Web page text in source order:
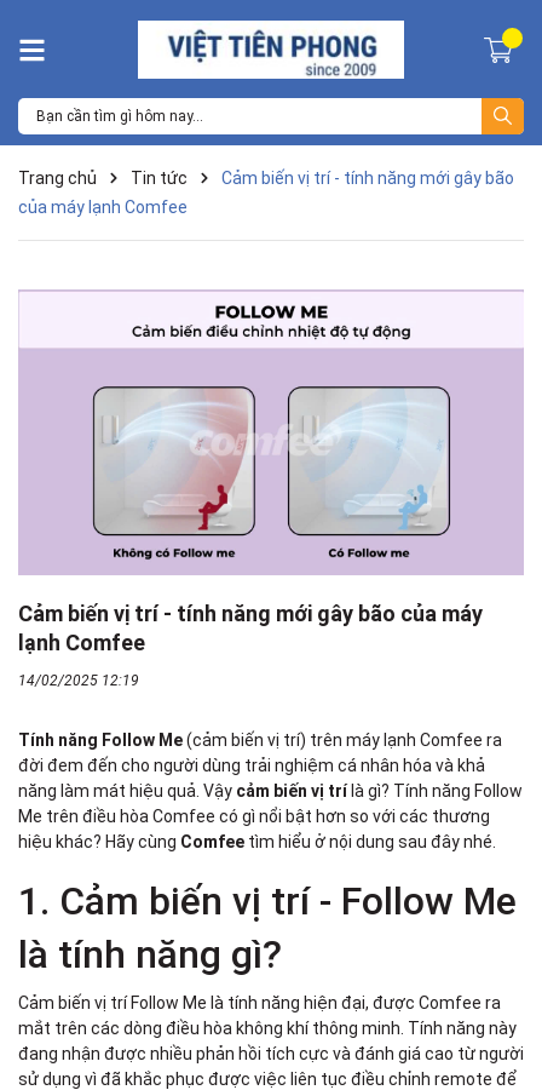
Trang chủ Tin tức
Cảm biến vị trí - tính năng mới gây bão
của máy lạnh Comfee
Cảm biến vị trí - tính năng mới gây bão của máy
lạnh Comfee
14/02/2025 12:19
Tính năng Follow Me(cảm biến vị trí) trên máy lạnh Comfee ra
đời đem đến cho người dùng trải nghiệm cá nhân hóa và khả
năng làm mát hiệu quả. Vậy cảm biến vị trílà gì? Tính năng Follow
Me trên điều hòa Comfee có gì nổi bật hơn so với các thương
hiệu khác? Hãy cùng Comfee tìm hiểu ở nội dung sau đây nhé.
1. Cảm biến vị trí - Follow Me
là tính năng gì?
Cảm biến vị trí Follow Me là tính năng hiện đại, được Comfee ra
mắt trên các dòng điều hòa không khíthông minh. Tính năng này
đang nhận được nhiều phản hồi tích cực và đánh giá cao từ người
sử dụng vì đã khắc phục được việc liên tục điều chỉnh remote để